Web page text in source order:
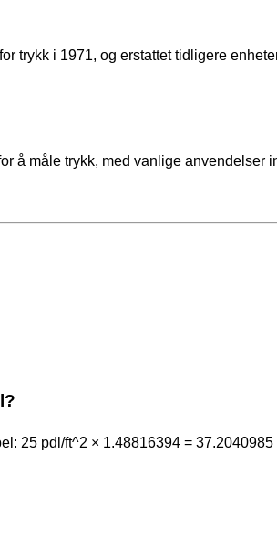
trykk i 1971, og erstattet tidligere
å måle trykk, med vanlige anvendelser
25 pdl/ft^2 × 1.48816394 = 37.2040985